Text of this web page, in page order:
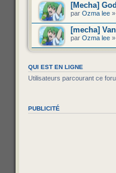
[Mecha]
par Ozma lee
[mecha]
par Ozma lee
QUI EST EN LIGNE
Utilisateurs parcourant ce
PUBLICITÉ